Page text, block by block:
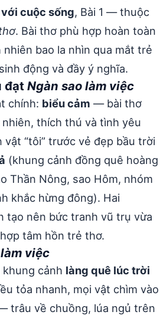
cuộc sống, Bài 1 — thuộc
. Bài thơ phù hợp hoàn toàn
bao la nhìn qua mắt trẻ
động và đầy ý nghĩa.
đạt Ngàn sao làm việc
chính: biểu cảm — bài thơ
thích thú và tình yêu
vật “tôi” trước vẻ đẹp bầu trời
(khung cảnh đồng quê hoàng
Thần Nông, sao Hôm, nhóm
khắc hừng đông). Hai
tạo nên bức tranh vũ trụ vừa
tâm hồn trẻ thơ.
việc
khung cảnh làng quê lúc trời
tỏa nhanh, mọi vật chìm vào
trâu về chuồng, lúa ngủ trên